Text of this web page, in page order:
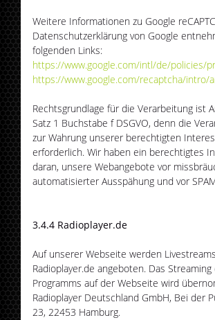
Weitere Informationen zu Google
Datenschutzerklärung von Google
folgenden Links:
https://www.google.com/intl/de/policies/
https://www.google.com/recaptcha/intro/
Rechtsgrundlage für die Verarbeitung ist
Satz 1 Buchstabe f DSGVO, denn die
zur Wahrung unserer berechtigten
erforderlich. Wir haben ein berechtigtes
daran, unsere Webangebote vor
automatisierter Ausspähung und vor
3.4.4 Radioplayer.de
Auf unserer Webseite werden
Radioplayer.de angeboten. Das Streaming
Programms auf der Webseite wird
Radioplayer Deutschland GmbH, Bei der
23, 22453 Hamburg.